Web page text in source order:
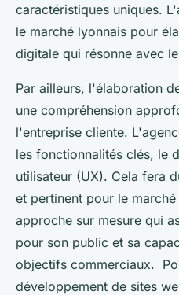
caractéristiques uniques.
le marché lyonnais pour
digitale qui résonne avec
Par ailleurs, l'élaboration
une compréhension
l'entreprise cliente.
les fonctionnalités clés, le
utilisateur (UX). Cela fera
et pertinent pour le
approche sur mesure qui
pour son public et sa
objectifs commerciaux.
développement de sites